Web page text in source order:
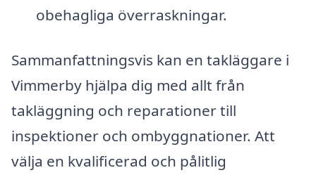
obehagliga överraskningar.
Sammanfattningsvis kan en takläggare i
Vimmerby hjälpa dig med allt från
takläggning och reparationer till
inspektioner och ombyggnationer. Att
välja en kvalificerad och pålitlig